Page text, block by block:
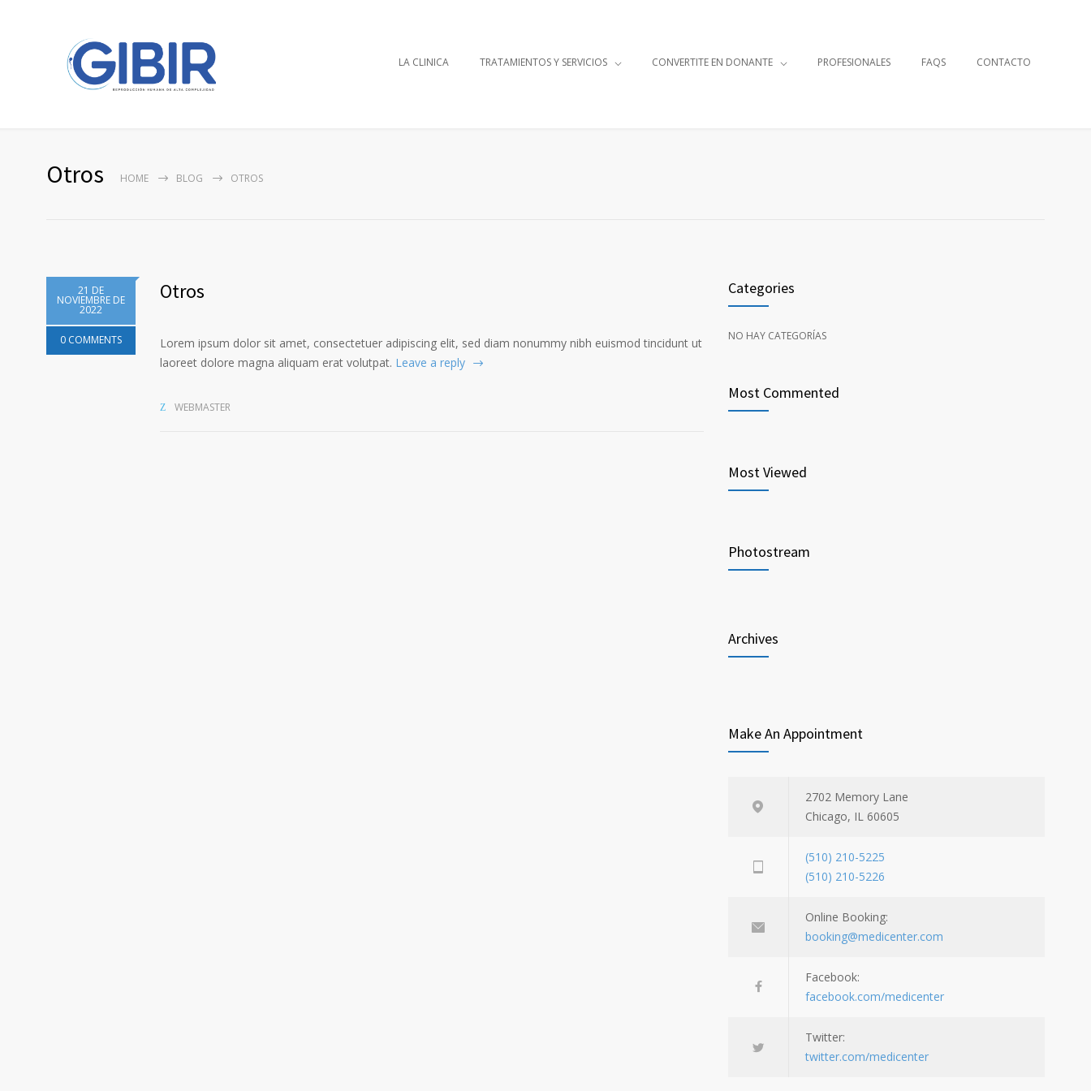
LA CLINICA TRATAMIENTOS Y SERVICIOS CONVERTITE EN DONANTE PROFESIONALES FAQS CONTACTO
Otros HOME BLOG OTROS
21 DE
NOVIEMBRE DE
2022
0 COMMENTS
Otros
Lorem ipsum dolor sit amet, consectetuer adipiscing elit, sed diam nonummy nibh euismod tincidunt ut
laoreet dolore magna aliquam erat volutpat. Leave a reply
WEBMASTER
Categories
NO HAY CATEGORÍAS
Most Commented
Most Viewed
Photostream
Archives
Make An Appointment
2702 Memory Lane
Chicago, IL 60605
(510) 210-5225
(510) 210-5226
Online Booking:
booking@medicenter.com
Facebook:
facebook.com/medicenter
Twitter:
twitter.com/medicenter